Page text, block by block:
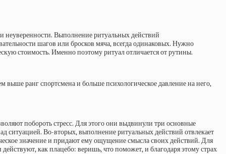
неуверенности. Выполнение ритуальных действий
шагов или бросков мяча, всегда одинаковых. Нужно
стоимость. Именно поэтому ритуал отличается от рутины.
ранг спортсмена и больше психологическое давление на него,
побороть стресс. Для этого они выдвинули три основные
ситуацией. Во-вторых, выполнение ритуальных действий отвлекает
значение и придают ему ощущение смысла своих действий. Для
как плацебо: веришь, что поможет, и благодаря этому страх